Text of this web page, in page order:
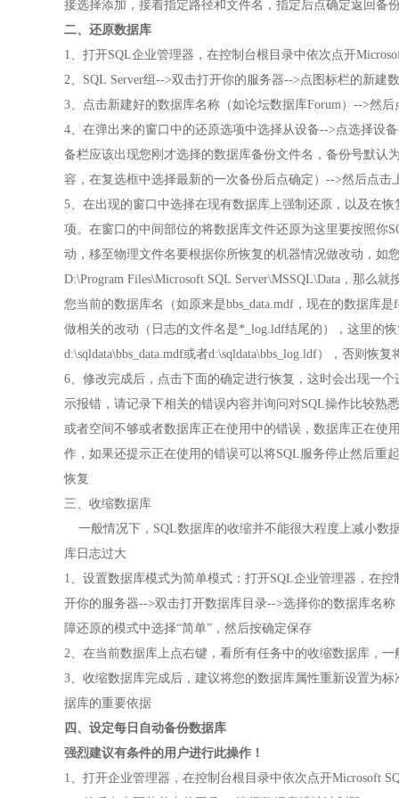
接选择添加，接着指定路径和文件名，指定后点确定返回备
二、还原数据库
1、打开SQL企业管理器，在控制台根目录中依次点开
2、SQL Server组-->双击打开你的服务器-->点图标栏的新建
3、点击新建好的数据库名称（如论坛数据库Forum）-->然
4、在弹出来的窗口中的还原选项中选择从设备-->点选择设
备栏应该出现您刚才选择的数据库备份文件名，备份号默认
容，在复选框中选择最新的一次备份后点确定）-->然后点击
5、在出现的窗口中选择在现有数据库上强制还原，以及在
项。在窗口的中间部位的将数据库文件还原为这里要按照你
动，移至物理文件名要根据你所恢复的机器情况做改动，如
D:\Program Files\Microsoft SQL Server\MSSQL\Data，那么
您当前的数据库名（如原来是bbs_data.mdf，现在的数据库
做相关的改动（日志的文件名是*_log.ldf结尾的），这里的
d:\sqldata\bbs_data.mdf或者d:\sqldata\bbs_log.ldf），否则恢复
6、修改完成后，点击下面的确定进行恢复，这时会出现一
示报错，请记录下相关的错误内容并询问对SQL操作比较熟
或者空间不够或者数据库正在使用中的错误，数据库正在使
作，如果还提示正在使用的错误可以将SQL服务停止然后重
恢复
三、收缩数据库
一般情况下，SQL数据库的收缩并不能很大程度上减小数
库日志过大
1、设置数据库模式为简单模式：打开SQL企业管理器，在
开你的服务器-->双击打开数据库目录-->选择你的数据库名
障还原的模式中选择“简单”，然后按确定保存
2、在当前数据库上点右键，看所有任务中的收缩数据库，
3、收缩数据库完成后，建议将您的数据库属性重新设置为
据库的重要依据
四、设定每日自动备份数据库
强烈建议有条件的用户进行此操作！
1、打开企业管理器，在控制台根目录中依次点开Microsoft